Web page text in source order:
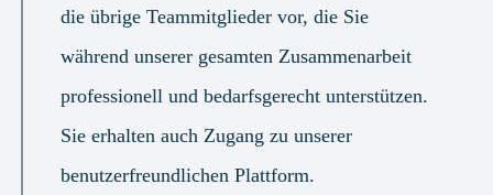
die übrige Teammitglieder vor, die Sie
während unserer gesamten Zusammenarbeit
professionell und bedarfsgerecht unterstützen.
Sie erhalten auch Zugang zu unserer
benutzerfreundlichen Plattform.